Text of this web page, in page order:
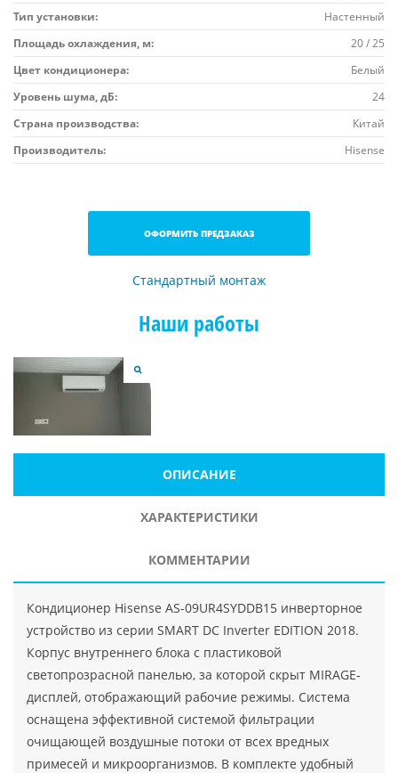
Тип установки:
Настенный
Площадь охлаждения, м:
20 / 25
Цвет кондиционера:
Белый
Уровень шума, дБ:
24
Страна производства:
Китай
Производитель:
Hisense
ОФОРМИТЬ ПРЕДЗАКАЗ
Стандартный монтаж
Наши работы
ОПИСАНИЕ
ХАРАКТЕРИСТИКИ
КОММЕНТАРИИ
Кондиционер Hisense AS-09UR4SYDDB15 инверторное
устройство из серии SMART DC Inverter EDITION 2018.
Корпус внутреннего блока с пластиковой
светопрозрасной панелью, за которой скрыт MIRAGE-
дисплей, отображающий рабочие режимы. Система
оснащена эффективной системой фильтрации
очищающей воздушные потоки от всех вредных
примесей и микроорганизмов. В комплекте удобный